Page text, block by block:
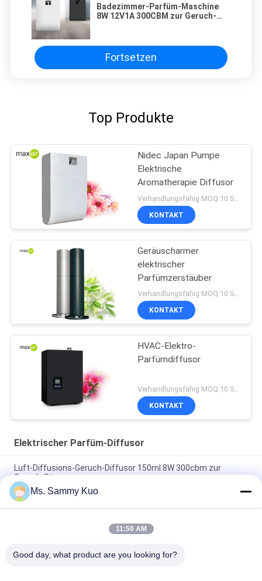
Badezimmer-Parfüm-Maschine
8W 12V1A 300CBM zur Geruch-
Fortsetzen
Top Produkte
Nidec Japan Pumpe
Elektrische
Aromatherapie Diffusor
KONTAKT
Geräuscharmer
elektrischer
Parfümzerstäuber
Verhandlungsfähig MOQ:10 Stücke
KONTAKT
HVAC-Elektro-
Parfümdiffusor
Verhandlungsfähig MOQ:10 Stücke
KONTAKT
Elektrischer Parfüm-Diffusor
Luft-Diffusions-Geruch-Diffusor 150ml 8W 300cbm zur
Geruch-Steuerung
Hotel-Badezimmer 8W 150ml roch Öl-Diffusor-Maschine
300m3
Elektrischer Aromatherapie-Diffusor HAUSTIER Flaschen-3W
Ms. Sammy Kuo
11:50 AM
Good day, what product are you looking for?